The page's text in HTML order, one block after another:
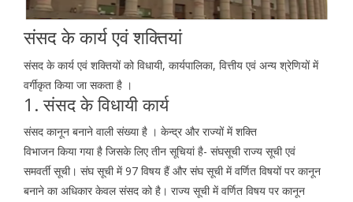
संसद के कार्य एवं शक्तियां
संसद के कार्य एवं शक्तियों को विधायी, कार्यपालिका, वित्तीय एवं अन्य श्रेणियों में
वर्गीकृत किया जा सकता है ।
1. संसद के विधायी कार्य
संसद कानून बनाने वाली संख्या है । केन्द्र और राज्यों में शक्ति
विभाजन किया गया है जिसके लिए तीन सूचियां है- संघसूची राज्य सूची एवं
समवर्ती सूची। संघ सूची में 97 विषय हैं और संघ सूची में वर्णित विषयों पर कानून
बनाने का अधिकार केवल संसद को है। राज्य सूची में वर्णित विषय पर कानून